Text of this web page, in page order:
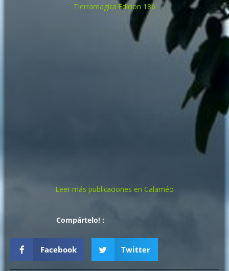
Tierramagica Edicion 186
Leer más publicaciones en Calaméo
Compártelo! :
Facebook Twitter